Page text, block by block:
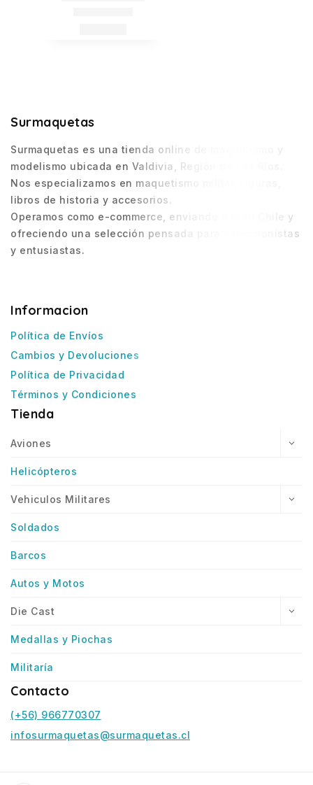
Surmaquetas
Surmaquetas es una tienda online de maquetismo y
modelismo ubicada en Valdivia, Región de Los Ríos.
Nos especializamos en maquetismo militar, figuras,
libros de historia y accesorios.
Operamos como e-commerce, enviando a todo Chile y
ofreciendo una selección pensada para coleccionistas
y entusiastas.
Informacion
Política de Envíos
Cambios y Devoluciones
Política de Privacidad
Términos y Condiciones
Tienda
Aviones
Helicópteros
Vehiculos Militares
Soldados
Barcos
Autos y Motos
Die Cast
Medallas y Piochas
Militaría
Contacto
(+56) 966770307
infosurmaquetas@surmaquetas.cl